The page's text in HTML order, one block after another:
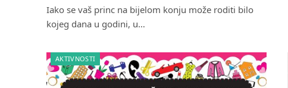
Iako se vaš princ na bijelom konju može roditi bilo
kojeg dana u godini, u…
AKTIVNOSTI